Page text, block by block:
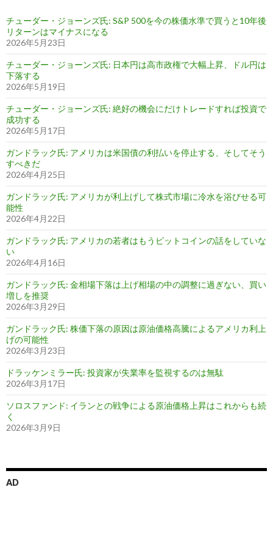
チューダー・ジョーンズ氏: S&P 500を今の株価水準で買うと10年後
リターンはマイナスになる
2026年5月23日
チューダー・ジョーンズ氏: 日本円は高市政権で大幅上昇、ドル円は
下落する
2026年5月19日
チューダー・ジョーンズ氏: 絶好の機会にだけトレードすれば投資で
成功する
2026年5月17日
ガンドラック氏: アメリカは米国債の利払いを停止する、そしてそう
すべきだ
2026年4月25日
ガンドラック氏: アメリカが利上げして株式市場に冷水を浴びせる可
能性
2026年4月22日
ガンドラック氏: アメリカの若者はもうビットコインの話をしていな
い
2026年4月16日
ガンドラック氏: 金相場下落は上げ相場の中の調整に過ぎない、買い
増しを推奨
2026年3月29日
ガンドラック氏: 株価下落の原因は原油価格高騰によるアメリカ利上
げの可能性
2026年3月23日
ドラッケンミラー氏: 投資家が失業率を監視するのは無駄
2026年3月17日
ソロスファンド: イランとの戦争による原油価格上昇はこれからも続
く
2026年3月9日
AD